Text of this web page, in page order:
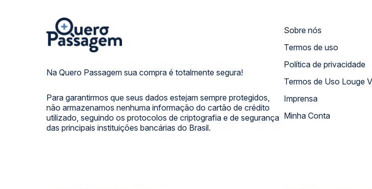
Na Quero Passagem sua compra é totalmente segura!
Para garantirmos que seus dados estejam sempre protegidos,
não armazenamos nenhuma informação do cartão de crédito
utilizado, seguindo os protocolos de criptografia e de segurança
das principais instituições bancárias do Brasil.
Sobre nós
Termos de uso
Política de privacidade
Termos de Uso Louge
Imprensa
Minha Conta